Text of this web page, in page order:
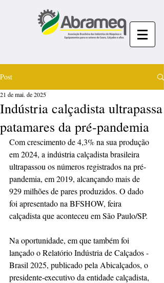
Post
Indústria calçadista ultrapassa
patamares da pré-pandemia
21 de mai. de 2025
Com crescimento de 4,3% na sua produção
em 2024, a indústria calçadista brasileira
ultrapassou os números registrados na pré-
pandemia, em 2019, alcançando mais de
929 milhões de pares produzidos. O dado
foi apresentado na BFSHOW, feira
calçadista que aconteceu em São Paulo/SP.
Na oportunidade, em que também foi
lançado o Relatório Indústria de Calçados -
Brasil 2025, publicado pela Abicalçados, o
presidente-executivo da entidade calçadista,